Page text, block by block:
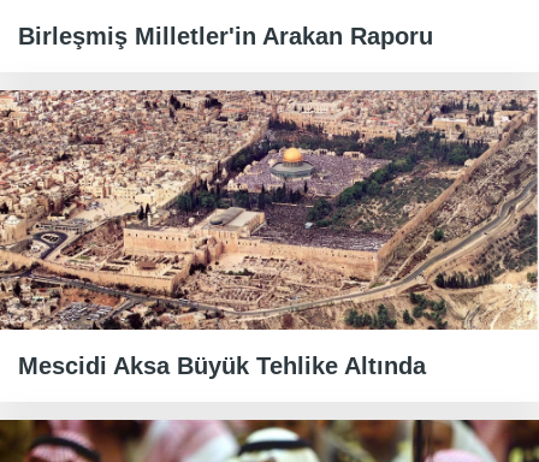
Birleşmiş Milletler'in Arakan Raporu
Mescidi Aksa Büyük Tehlike Altında